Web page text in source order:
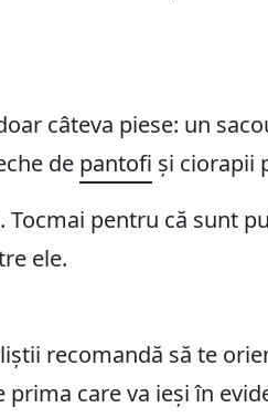
câteva piese: un
de pantofi și ciorapii
Tocmai pentru că sunt
ele.
recomandă să te
care va ieși în